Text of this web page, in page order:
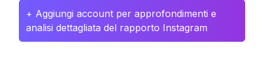
+ Aggiungi account per approfondimenti e
analisi dettagliata del rapporto Instagram